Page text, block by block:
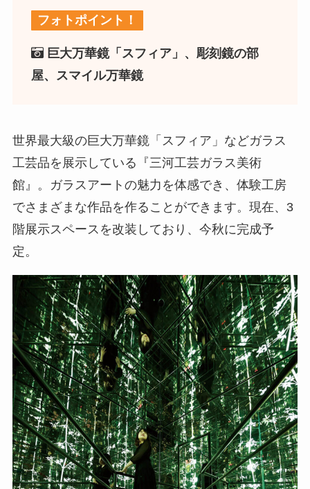
フォトポイント！
巨大万華鏡「スフィア」、彫刻鏡の部
屋、スマイル万華鏡
世界最大級の巨大万華鏡「スフィア」などガラス
工芸品を展示している『三河工芸ガラス美術
館』。ガラスアートの魅力を体感でき、体験工房
でさまざまな作品を作ることができます。現在、3
階展示スペースを改装しており、今秋に完成予
定。